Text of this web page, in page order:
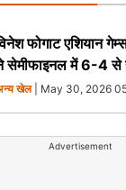
फोगाट एशियान
सेमीफाइनल में 6-4 से
खेल| May 30, 2026
Advertisement